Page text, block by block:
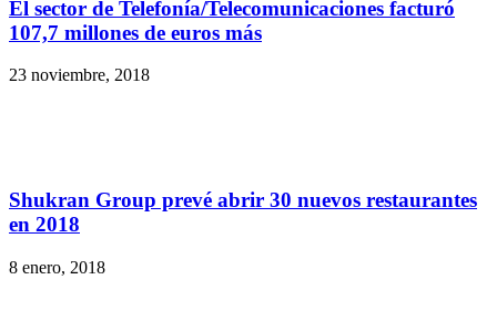
El sector de Telefonía/Telecomunicaciones facturó
107,7 millones de euros más
23 noviembre, 2018
Shukran Group prevé abrir 30 nuevos restaurantes
en 2018
8 enero, 2018